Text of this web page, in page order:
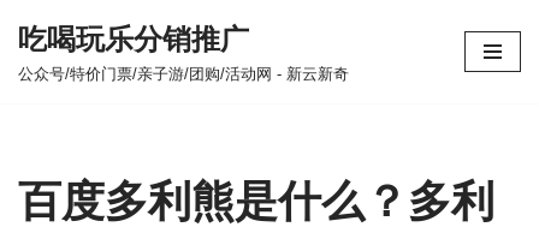
跳
吃喝玩乐分销推广
公众号/特价门票/亲子游/团购/活动网 - 新云新奇
百度多利熊是什么？多利